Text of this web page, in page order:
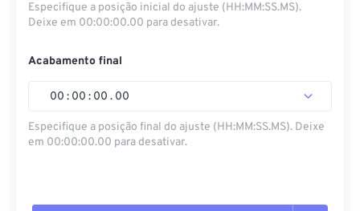
Especifique a posição inicial do ajuste (HH:MM:SS.MS).
Deixe em 00:00:00.00 para desativar.
Acabamento final
00 : 00 : 00 . 00
Especifique a posição final do ajuste (HH:MM:SS.MS). Deixe
em 00:00:00.00 para desativar.